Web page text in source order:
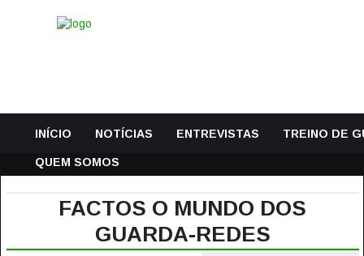
INÍCIO NOTÍCIAS ENTREVISTAS TREINO DE
QUEM SOMOS
FACTOS O MUNDO DOS
GUARDA-REDES